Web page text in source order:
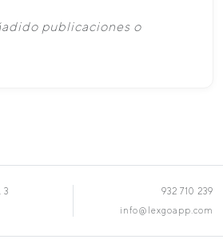
publicaciones o
3
932 710 239
info@lexgoapp.com